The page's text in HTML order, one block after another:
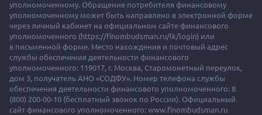
уполномоченному. Обращение потребителя финансовому
уполномоченному может быть направлено в электронной форме
через личный кабинет на официальном сайте финансового
уполномоченного (https://finombudsman.ru/lk/login) или
в письменной форме. Место нахождения и почтовый адрес
службы обеспечения деятельности финансового
уполномоченного: 119017, г. Москва, Старомонетный переулок,
дом 3, получатель АНО «СОДФУ». Номер телефона службы
обеспечения деятельности финансового уполномоченного: 8
(800) 200-00-10 (бесплатный звонок по России). Официальный
сайт финансового уполномоченного: www.finombudsman.ru